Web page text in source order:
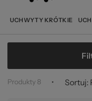
UCHWYTY KRÓTKIE
Produkty 8 Sortuj: